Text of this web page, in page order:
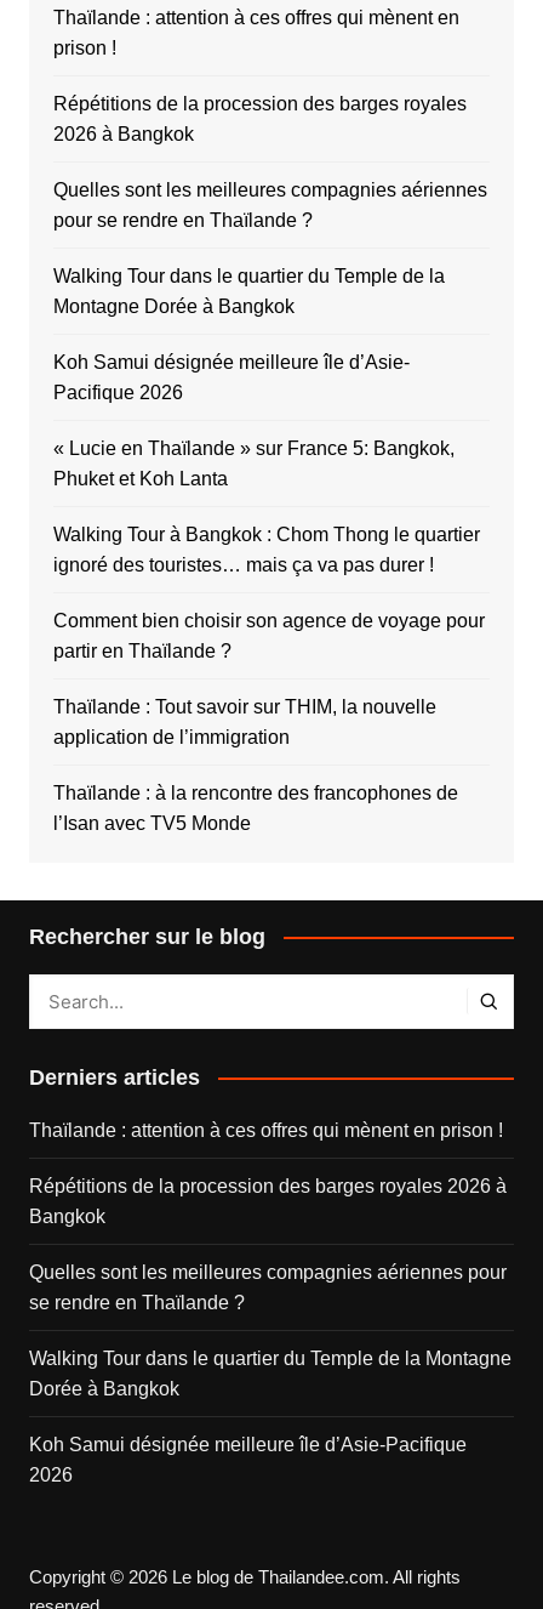
Thaïlande : attention à ces offres qui mènent en
prison !
Répétitions de la procession des barges royales
2026 à Bangkok
Quelles sont les meilleures compagnies aériennes
pour se rendre en Thaïlande ?
Walking Tour dans le quartier du Temple de la
Montagne Dorée à Bangkok
Koh Samui désignée meilleure île d’Asie-
Pacifique 2026
« Lucie en Thaïlande » sur France 5: Bangkok,
Phuket et Koh Lanta
Walking Tour à Bangkok : Chom Thong le quartier
ignoré des touristes… mais ça va pas durer !
Comment bien choisir son agence de voyage pour
partir en Thaïlande ?
Thaïlande : Tout savoir sur THIM, la nouvelle
application de l’immigration
Thaïlande : à la rencontre des francophones de
l’Isan avec TV5 Monde
Rechercher sur le blog
Derniers articles
Thaïlande : attention à ces offres qui mènent en prison !
Répétitions de la procession des barges royales 2026 à
Bangkok
Quelles sont les meilleures compagnies aériennes pour
se rendre en Thaïlande ?
Walking Tour dans le quartier du Temple de la Montagne
Dorée à Bangkok
Koh Samui désignée meilleure île d’Asie-Pacifique
2026
Copyright © 2026 Le blog de Thailandee.com. All rights